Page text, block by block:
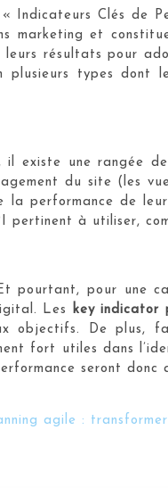
Indicateurs Clés de
marketing et
résultats pour
plusieurs types dont
existe une rangée
du site (les
performance de
pertinent à utiliser,
pourtant, pour une
Les key indicator
objectifs. De plus,
fort utiles dans
seront donc
agile :